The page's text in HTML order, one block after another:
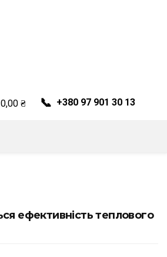
0,00 ₴ 📞 +380 97 901 30 13
ефективність теплового